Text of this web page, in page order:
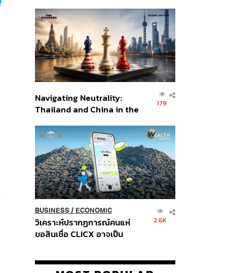
ส่วนยุทธศาสตร์ไทย –
อินโดนีเซีย
Navigating Neutrality:
Thailand and China in the
Order
179
BUSINESS/ ECONOMIC
วิเคราะห์ปรากฏการณ์คนแห่
ขอสินเชื่อ CLICX อาจเป็น
ปัญหาหนี้ครัวเรือนไทยที่ถูกซุก
2.6K